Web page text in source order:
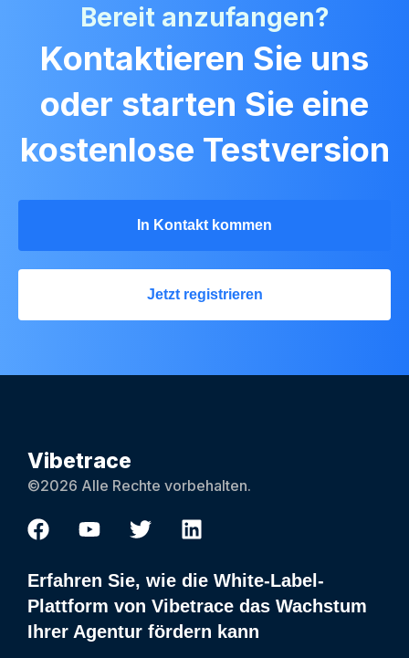
Bereit anzufangen?
Kontaktieren Sie uns
oder starten Sie eine
kostenlose Testversion
In Kontakt kommen
Jetzt registrieren
Vibetrace
©2026 Alle Rechte vorbehalten.
Erfahren Sie, wie die White-Label-
Plattform von Vibetrace das Wachstum
Ihrer Agentur fördern kann